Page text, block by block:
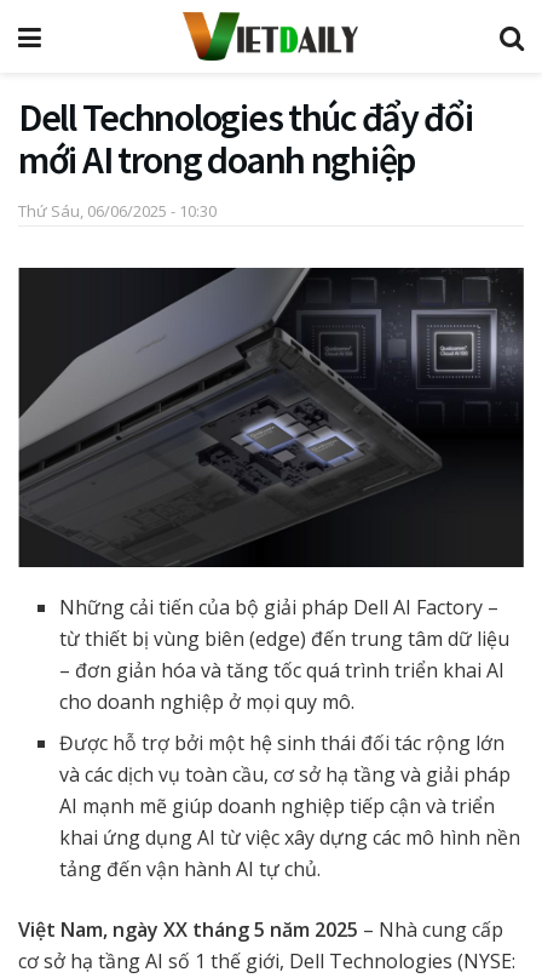
Dell Technologies thúc đẩy đổi
mới AI trong doanh nghiệp
Thứ Sáu, 06/06/2025 - 10:30
Những cải tiến của bộ giải pháp Dell AI Factory –
từ thiết bị vùng biên (edge) đến trung tâm dữ liệu
– đơn giản hóa và tăng tốc quá trình triển khai AI
cho doanh nghiệp ở mọi quy mô.
Được hỗ trợ bởi một hệ sinh thái đối tác rộng lớn
và các dịch vụ toàn cầu, cơ sở hạ tầng và giải pháp
AI mạnh mẽ giúp doanh nghiệp tiếp cận và triển
khai ứng dụng AI từ việc xây dựng các mô hình nền
tảng đến vận hành AI tự chủ.
Việt Nam, ngày XX tháng 5 năm 2025 – Nhà cung cấp
cơ sở hạ tầng AI số 1 thế giới, Dell Technologies (NYSE: